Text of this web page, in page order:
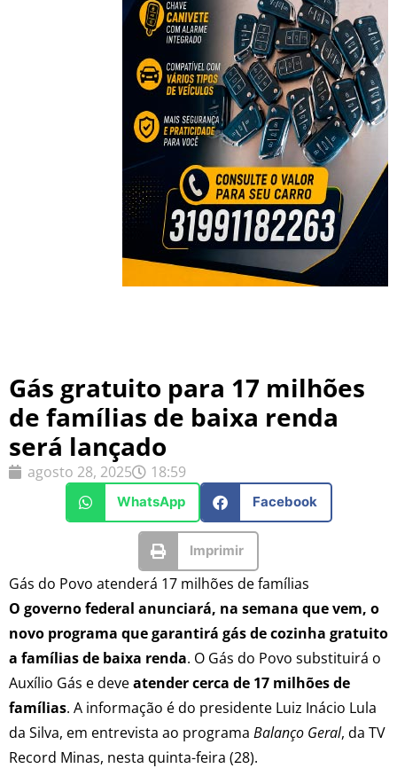
Gás gratuito para 17 milhões
de famílias de baixa renda
será lançado
agosto 28, 2025 18:59
WhatsApp Facebook
Imprimir
Gás do Povo atenderá 17 milhões de famílias
O governo federal anunciará, na semana que vem, o
novo programa que garantirá gás de cozinha gratuito
a famílias de baixa renda. O Gás do Povo substituirá o
Auxílio Gás e deveatender cerca de 17 milhões de
famílias. A informação é do presidente Luiz Inácio Lula
da Silva, em entrevista ao programa Balanço Geral, da TV
Record Minas, nesta quinta-feira (28).